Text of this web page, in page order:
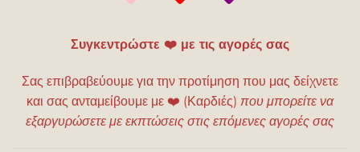
Συγκεντρώστε ❤️ με τις αγορές σας
Σας επιβραβεύουμε για την προτίμηση που μας δείχνετε
και σας ανταμείβουμε με ❤️ (Καρδιές) που μπορείτε να
εξαργυρώσετε με εκπτώσεις στις επόμενες αγορές σας